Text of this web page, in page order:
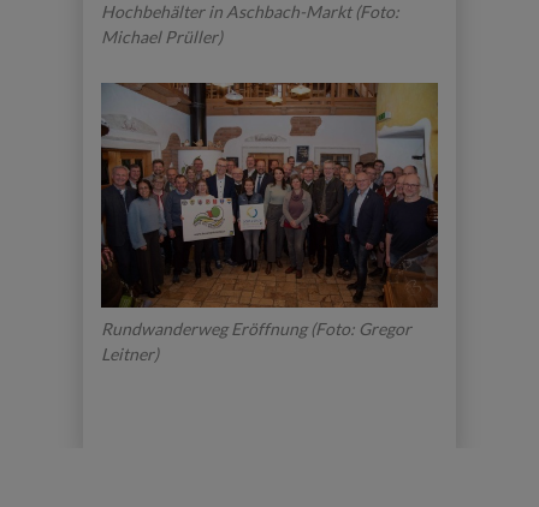
Hochbehälter in Aschbach-Markt (Foto:
Michael Prüller)
Rundwanderweg Eröffnung (Foto: Gregor
Leitner)